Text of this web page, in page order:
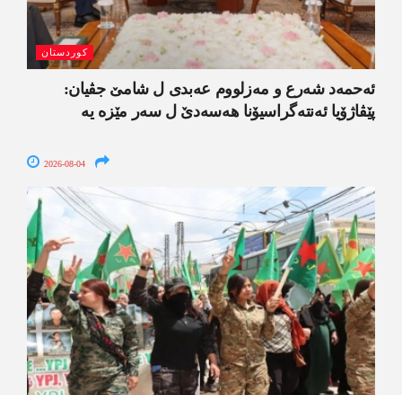
کوردستان
ئەحمەد شەرع و مەزلووم عەبدی ل شامێ جڤیان:
پێڤاژۆیا ئەنتەگراسیۆنا ھەسەدێ ل سەر مێزە یە
2026-08-04